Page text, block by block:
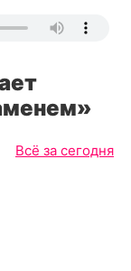
Всё за сегодня